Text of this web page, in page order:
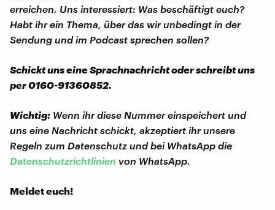
erreichen. Uns interessiert: Was beschäftigt euch?
Habt ihr ein Thema, über das wir unbedingt in der
Sendung und im Podcast sprechen sollen?
Schickt uns eine Sprachnachricht oder schreibt uns
per 0160-91360852.
Wichtig: Wenn ihr diese Nummer einspeichert und
uns eine Nachricht schickt, akzeptiert ihr unsere
Regeln zum Datenschutz und bei WhatsApp die
Datenschutzrichtlinien von WhatsApp.
Meldet euch!